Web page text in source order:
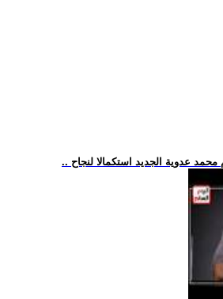
محمد عدوية الجديد استكمالا لنجاح